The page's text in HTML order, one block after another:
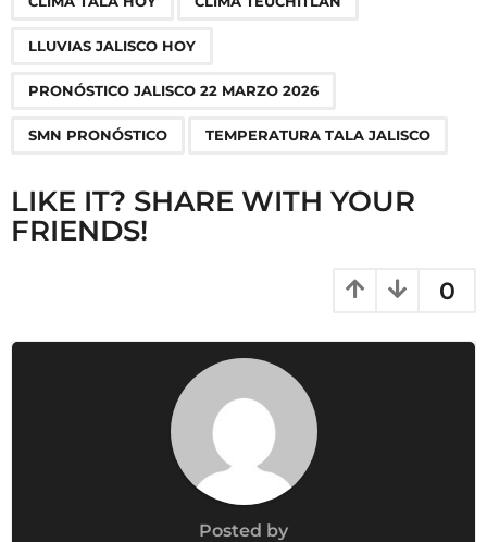
n
LLUVIAS JALISCO HOY
PRONÓSTICO JALISCO 22 MARZO 2026
SMN PRONÓSTICO TEMPERATURA TALA JALISCO
LIKE IT? SHARE WITH YOUR
FRIENDS!
0
Posted by